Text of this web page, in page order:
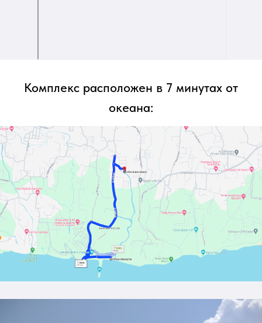
Комплекс расположен в 7 минутах от
океана: